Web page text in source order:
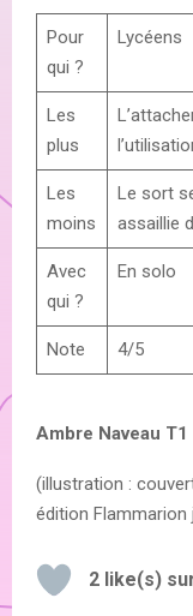
Pour
qui ?
Lycéens
Les
plus
Les
moins
Le sort
assaillie
Avec
qui ?
En solo
Note 4/5
Ambre Naveau T1
(illustration :
édition Flammarion
2 like(s)